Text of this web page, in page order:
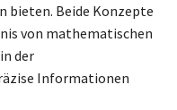
bieten. Beide Konzepte
von mathematischen
der
Informationen